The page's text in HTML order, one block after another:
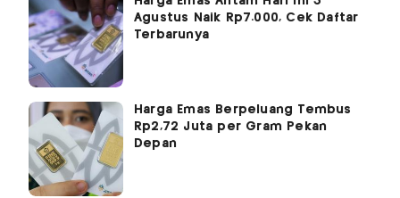
Agustus Naik Rp7.000, Cek Daftar
Terbarunya
Harga Emas Berpeluang Tembus
Rp2,72 Juta per Gram Pekan
Depan